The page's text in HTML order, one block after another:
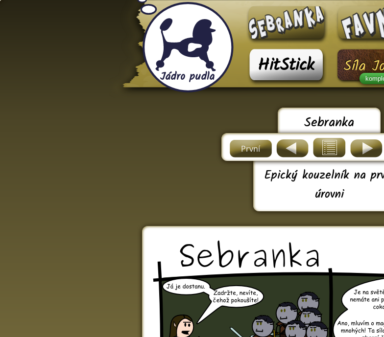
Jádro pudla HitStick Síla
Sebranka
První
Epický kouzelník na
úrovni